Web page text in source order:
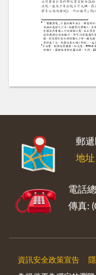
郵
地
電話
傳真:
資訊安全政策宣告